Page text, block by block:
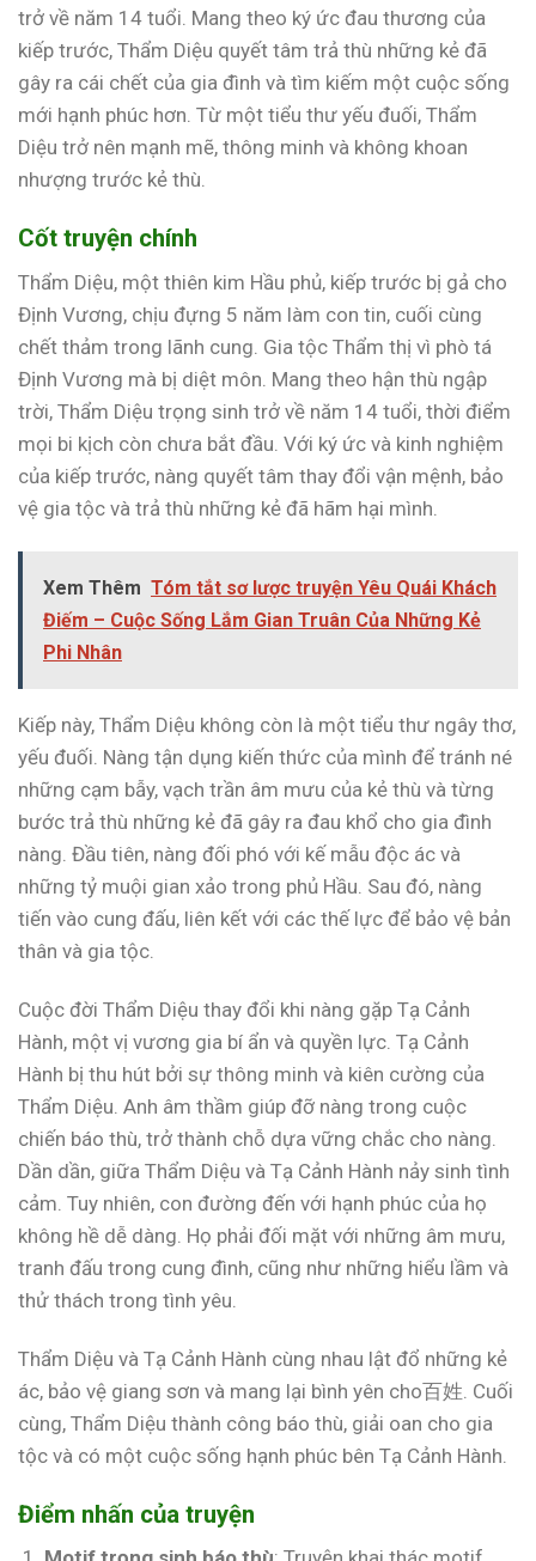
trở về năm 14 tuổi. Mang theo ký ức đau thương của
kiếp trước, Thẩm Diệu quyết tâm trả thù những kẻ đã
gây ra cái chết của gia đình và tìm kiếm một cuộc sống
mới hạnh phúc hơn. Từ một tiểu thư yếu đuối, Thẩm
Diệu trở nên mạnh mẽ, thông minh và không khoan
nhượng trước kẻ thù.
Cốt truyện chính
Thẩm Diệu, một thiên kim Hầu phủ, kiếp trước bị gả cho
Định Vương, chịu đựng 5 năm làm con tin, cuối cùng
chết thảm trong lãnh cung. Gia tộc Thẩm thị vì phò tá
Định Vương mà bị diệt môn. Mang theo hận thù ngập
trời, Thẩm Diệu trọng sinh trở về năm 14 tuổi, thời điểm
mọi bi kịch còn chưa bắt đầu. Với ký ức và kinh nghiệm
của kiếp trước, nàng quyết tâm thay đổi vận mệnh, bảo
vệ gia tộc và trả thù những kẻ đã hãm hại mình.
Xem Thêm Tóm tắt sơ lược truyện Yêu Quái Khách
Điếm – Cuộc Sống Lắm Gian Truân Của Những Kẻ
Phi Nhân
Kiếp này, Thẩm Diệu không còn là một tiểu thư ngây thơ,
yếu đuối. Nàng tận dụng kiến thức của mình để tránh né
những cạm bẫy, vạch trần âm mưu của kẻ thù và từng
bước trả thù những kẻ đã gây ra đau khổ cho gia đình
nàng. Đầu tiên, nàng đối phó với kế mẫu độc ác và
những tỷ muội gian xảo trong phủ Hầu. Sau đó, nàng
tiến vào cung đấu, liên kết với các thế lực để bảo vệ bản
thân và gia tộc.
Cuộc đời Thẩm Diệu thay đổi khi nàng gặp Tạ Cảnh
Hành, một vị vương gia bí ẩn và quyền lực. Tạ Cảnh
Hành bị thu hút bởi sự thông minh và kiên cường của
Thẩm Diệu. Anh âm thầm giúp đỡ nàng trong cuộc
chiến báo thù, trở thành chỗ dựa vững chắc cho nàng.
Dần dần, giữa Thẩm Diệu và Tạ Cảnh Hành nảy sinh tình
cảm. Tuy nhiên, con đường đến với hạnh phúc của họ
không hề dễ dàng. Họ phải đối mặt với những âm mưu,
tranh đấu trong cung đình, cũng như những hiểu lầm và
thử thách trong tình yêu.
Thẩm Diệu và Tạ Cảnh Hành cùng nhau lật đổ những kẻ
ác, bảo vệ giang sơn và mang lại bình yên cho百姓. Cuối
cùng, Thẩm Diệu thành công báo thù, giải oan cho gia
tộc và có một cuộc sống hạnh phúc bên Tạ Cảnh Hành.
Điểm nhấn của truyện